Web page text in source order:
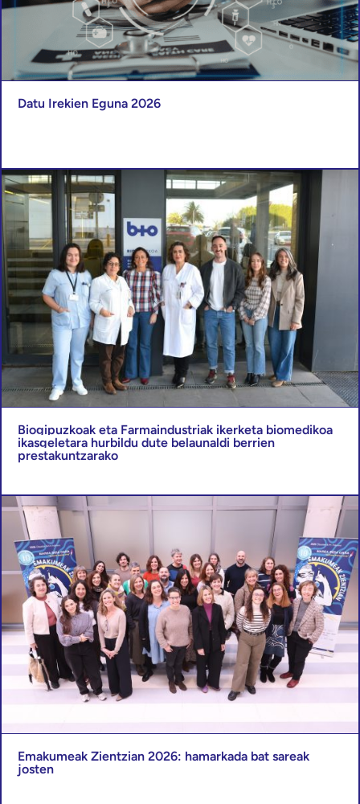
Datu Irekien Eguna 2026
Biogipuzkoak eta Farmaindustriak ikerketa biomedikoa
ikasgeletara hurbildu dute belaunaldi berrien
prestakuntzarako
Emakumeak Zientzian 2026: hamarkada bat sareak
josten